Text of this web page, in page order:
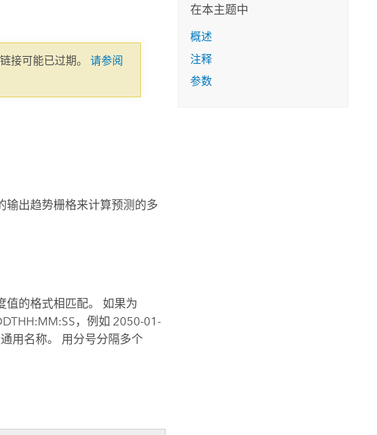
互式地图，探索产品功能，或者直接开始免
探索 ArcGIS Pro
动提供了有力支持。
接可能已过期。请参阅
输出趋势栅格来计算预测的多
值的格式相匹配。 如果为
，例如 2050-01-
用名称。 用分号分隔多个
在本主题中
概述
注释
参数